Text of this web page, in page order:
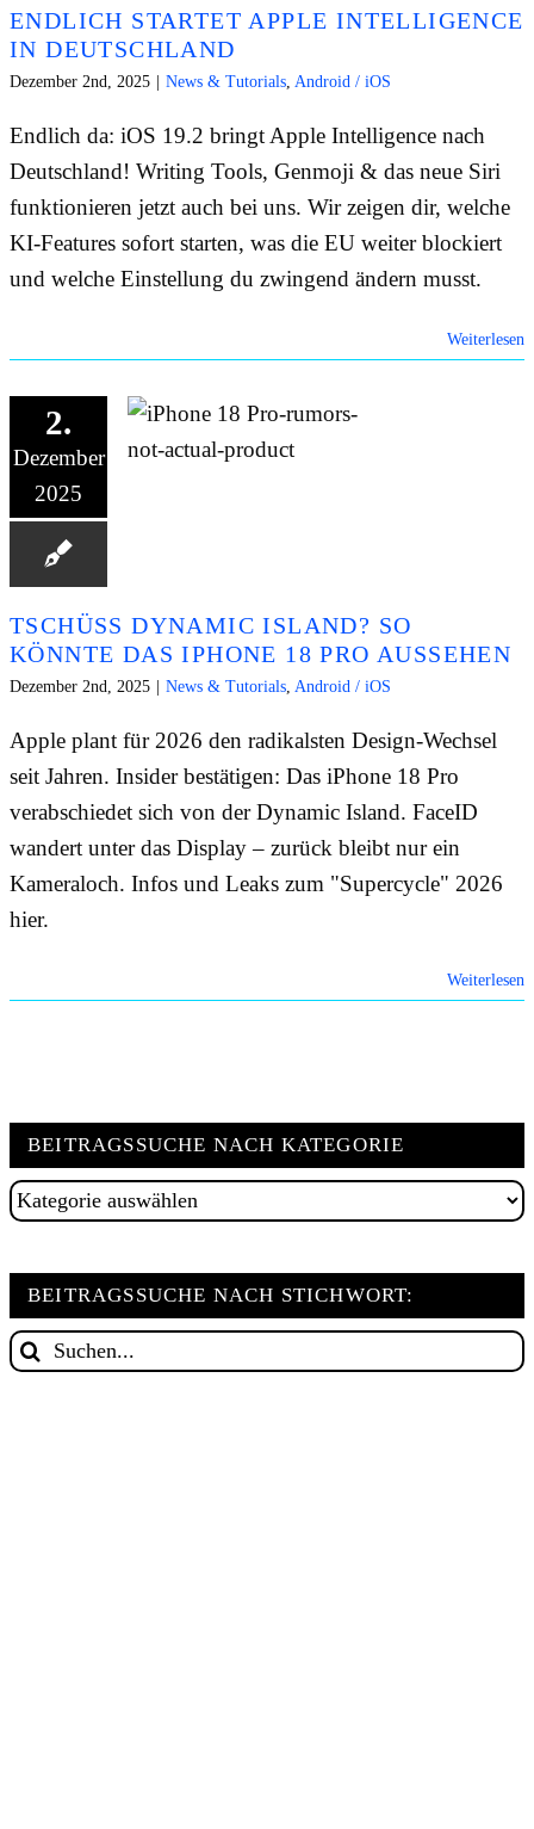
ENDLICH STARTET APPLE INTELLIGENCE
IN DEUTSCHLAND
Dezember 2nd, 2025 | News & Tutorials Android / iOS
Endlich da: iOS 19.2 bringt Apple Intelligence nach
Deutschland! Writing Tools, Genmoji & das neue Siri
funktionieren jetzt auch bei uns. Wir zeigen dir, welche
KI-Features sofort starten, was die EU weiter blockiert
und welche Einstellung du zwingend ändern musst.
Weiterlesen
2.
Dezember
2025
TSCHÜSS DYNAMIC ISLAND? SO
KÖNNTE DAS IPHONE 18 PRO AUSSEHEN
Dezember 2nd, 2025 | News & Tutorials Android / iOS
Apple plant für 2026 den radikalsten Design-Wechsel
seit Jahren. Insider bestätigen: Das iPhone 18 Pro
verabschiedet sich von der Dynamic Island. FaceID
wandert unter das Display – zurück bleibt nur ein
Kameraloch. Infos und Leaks zum "Supercycle" 2026
hier.
Weiterlesen
BEITRAGSSUCHE NACH KATEGORIE
Beitragssuche
Kategorie
BEITRAGSSUCHE NACH STICHWORT:
Suche